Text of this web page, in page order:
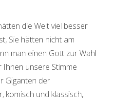
ist:
9,35€.
die Welt viel besser
Sie hätten nicht am
man einen Gott zur Wahl
unsere Stimme
Giganten der
komisch und klassisch,